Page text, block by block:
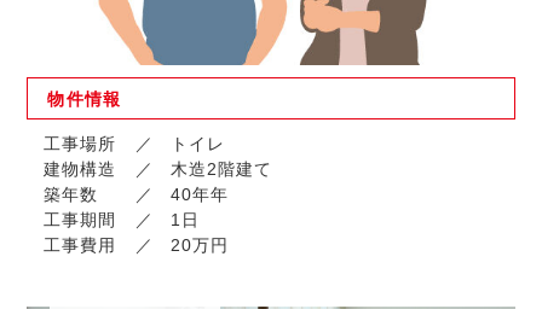
物件情報
工事場所
トイレ
建物構造
木造2階建て
築年数
40年年
工事期間
1日
工事費用
20万円